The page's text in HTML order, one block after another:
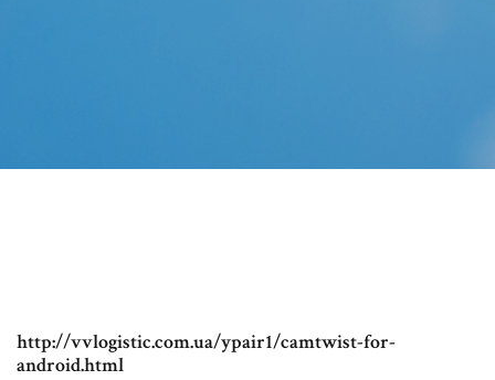
http://vvlogistic.com.ua/ypair1/camtwist-for-
android.html